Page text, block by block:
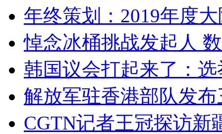
年终策划：2019年度
悼念冰桶挑战发起人
韩国议会打起来了：
解放军驻香港部队发
CGTN记者王冠探访新